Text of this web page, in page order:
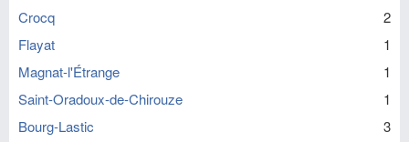
Crocq
2
Flayat
1
Magnat-l'Étrange
1
Saint-Oradoux-de-Chirouze
1
Bourg-Lastic
3